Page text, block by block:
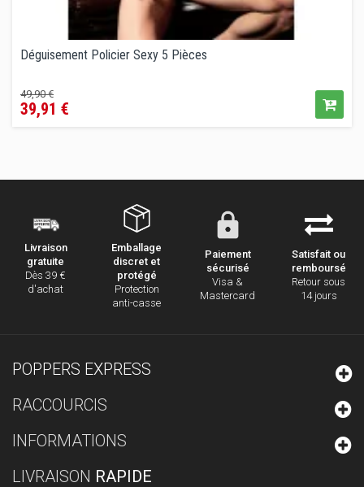
Déguisement Policier Sexy 5 Pièces
Prix
de
49,90 €Prix
39,91 €
Livraison
gratuite
Dès 39 €
d'achat
Emballage
discret et
protégé
Protection
anti-casse
Paiement
sécurisé
Visa &
Mastercard
Satisfait ou
remboursé
Retour sous
14 jours
POPPERS EXPRESS
RACCOURCIS
INFORMATIONS
LIVRAISON RAPIDE